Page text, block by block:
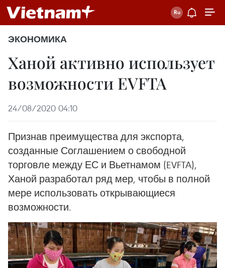
ЭКОНОМИКА
Ханой активно использует
возможности EVFTA
24/08/2020 04:10
Признав преимущества для экспорта,
созданные Соглашением о свободной
торговле между ЕС и Вьетнамом (EVFTA),
Ханой разработал ряд мер, чтобы в полной
мере использовать открывающиеся
возможности.